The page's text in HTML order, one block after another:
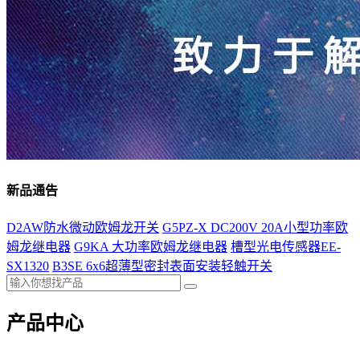
新品通告
D2AW防水微动欧姆龙开关 G5PZ-X DC200V 20A小型功率欧
姆龙继电器 G9KA 大功率欧姆龙继电器 槽型光电传感器EE-
SX1320 B3SE 6x6超薄型密封表面安装轻触开关
产品中心